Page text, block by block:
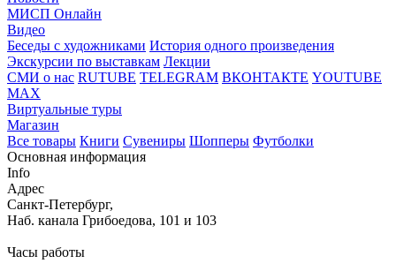
МИСП Онлайн
Видео
Беседы с художниками История одного произведения
Экскурсии по выставкам Лекции
СМИ о нас RUTUBE TELEGRAM ВКОНТАКТЕ YOUTUBE
MAX
Виртуальные туры
Магазин
Все товары Книги Сувениры Шопперы Футболки
Основная информация
Info
Адрес
Санкт-Петербург,
Наб. канала Грибоедова, 101 и 103
Часы работы